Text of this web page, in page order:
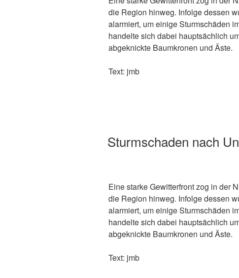
die Region hinweg. Infolge dessen
alarmiert, um einige Sturmschäden
handelte sich dabei hauptsächlich
abgeknickte Baumkronen und Äste.
Text: jmb
Sturmschaden nach
Eine starke Gewitterfront zog in der
die Region hinweg. Infolge dessen
alarmiert, um einige Sturmschäden
handelte sich dabei hauptsächlich
abgeknickte Baumkronen und Äste.
Text: jmb